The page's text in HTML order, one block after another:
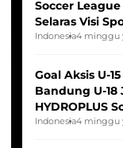
Soccer
Selaras Visi
Indonesia4 minggu
Goal Aksis U-
Bandung U-
HYDROPLUS
2025/2026
Indonesia4 minggu